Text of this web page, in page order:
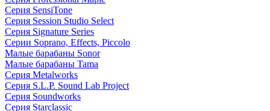
Серия SensiTone
Серия Session Studio Select
Серия Signature Series
Серии Soprano, Effects, Piccolo
Малые барабаны Sonor
Малые барабаны Tama
Серия Metalworks
Серия S.L.P. Sound Lab Project
Серия Soundworks
Серия Starclassic